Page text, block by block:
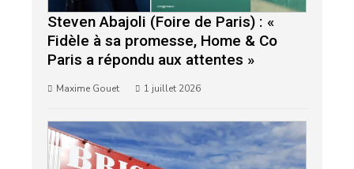
Steven Abajoli (Foire de Paris) : «
Fidèle à sa promesse, Home & Co
Paris a répondu aux attentes »
Maxime Gouet 1 juillet 2026